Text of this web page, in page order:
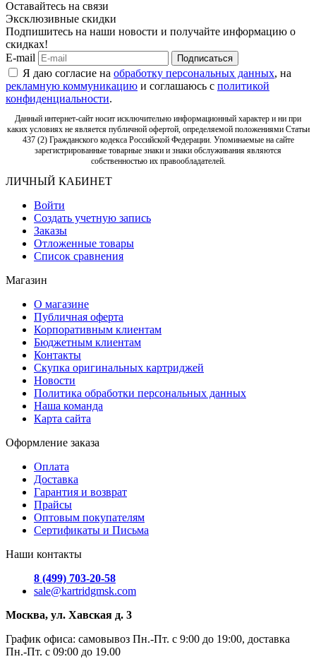
Оставайтесь на связи
Эксклюзивные скидки
Подпишитесь на наши новости и получайте информацию о
скидках!
E-mail
Подписаться
Я даю согласие на обработку персональных данных, на
рекламную коммуникацию и соглашаюсь с политикой
конфиденциальности.
Данный интернет-сайт носит исключительно информационный характер и ни при
каких условиях не является публичной офертой, определяемой положениями Статьи
437 (2) Гражданского кодекса Российской Федерации. Упоминаемые на сайте
зарегистрированные товарные знаки и знаки обслуживания являются
собственностью их правообладателей.
ЛИЧНЫЙ КАБИНЕТ
Войти
Создать учетную запись
Заказы
Отложенные товары
Список сравнения
Магазин
О магазине
Публичная оферта
Корпоративным клиентам
Бюджетным клиентам
Контакты
Скупка оригинальных картриджей
Новости
Политика обработки персональных данных
Наша команда
Карта сайта
Оформление заказа
Оплата
Доставка
Гарантия и возврат
Прайсы
Оптовым покупателям
Сертификаты и Письма
Наши контакты
8 (499) 703-20-58
sale@kartridgmsk.com
Москва, ул. Хавская д. 3
График офиса: самовывоз Пн.-Пт. с 9:00 до 19:00, доставка
Пн.-Пт. с 09:00 до 19.00